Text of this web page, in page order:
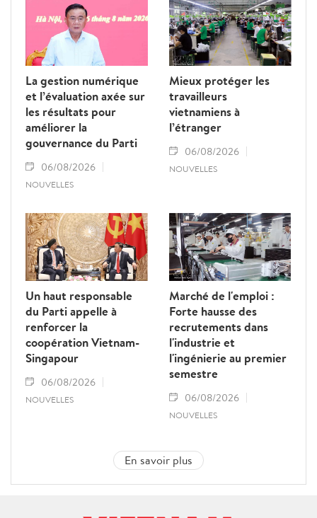
La gestion numérique
et l’évaluation axée sur
les résultats pour
améliorer la
gouvernance du Parti
06/08/2026
NOUVELLES
Mieux protéger les
travailleurs
vietnamiens à
l’étranger
06/08/2026
NOUVELLES
Un haut responsable
du Parti appelle à
renforcer la
coopération Vietnam-
Singapour
06/08/2026
NOUVELLES
Marché de l'emploi :
Forte hausse des
recrutements dans
l'industrie et
l'ingénierie au premier
semestre
06/08/2026
NOUVELLES
En savoir plus